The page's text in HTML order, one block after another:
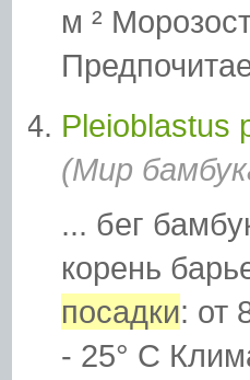
м ²
Pleioblastus
(Мир
... бег
корень
посадки: от
- 25° C